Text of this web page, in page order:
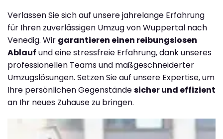
Verlassen Sie sich auf unsere jahrelange Erfahrung
für Ihren zuverlässigen Umzug von Wuppertal nach
Venedig. Wir garantieren einen reibungslosen
Ablauf und eine stressfreie Erfahrung, dank unseres
professionellen Teams und maßgeschneiderter
Umzugslösungen. Setzen Sie auf unsere Expertise, um
Ihre persönlichen Gegenständesicher und effizient
an Ihr neues Zuhause zu bringen.